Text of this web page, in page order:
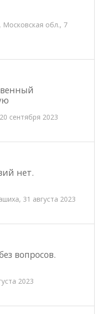
обл., 7
сентября 2023
нет.
31 августа 2023
вопросов.
2023